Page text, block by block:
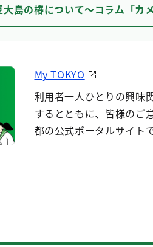
大島の椿について～コラム「カ
My TOKYO
利用者一人ひとりの興味
するとともに、皆様のご
都の公式ポータルサイトで